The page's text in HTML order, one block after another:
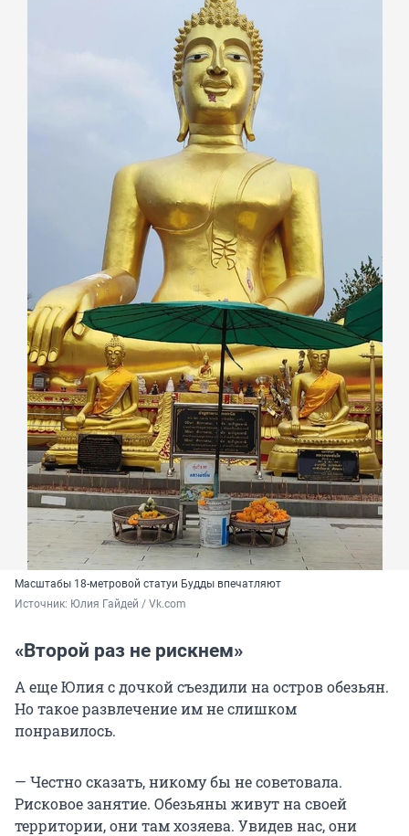
Масштабы 18-метровой статуи Будды впечатляют
Источник: Юлия Гайдей / Vk.com
«Второй раз не рискнем»
А еще Юлия с дочкой съездили на остров обезьян.
Но такое развлечение им не слишком
понравилось.
— Честно сказать, никому бы не советовала.
Рисковое занятие. Обезьяны живут на своей
территории, они там хозяева. Увидев нас, они